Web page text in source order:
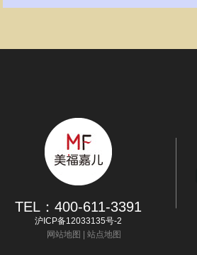
TEL：400-611-3391
沪ICP备12033135号-2
网站地图 站点地图